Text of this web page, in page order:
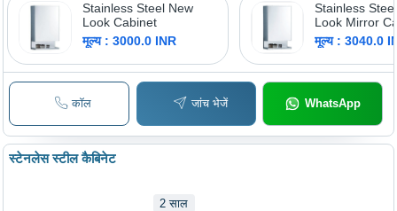
Stainless Steel New
Look Cabinet
मूल्य : 3000.0 INR
Stainless
Look Mirror
Color: Silver
मूल्य : 3040.0
कॉल जांच भेजें WhatsApp
स्टेनलेस स्टील कैबिनेट
2 साल